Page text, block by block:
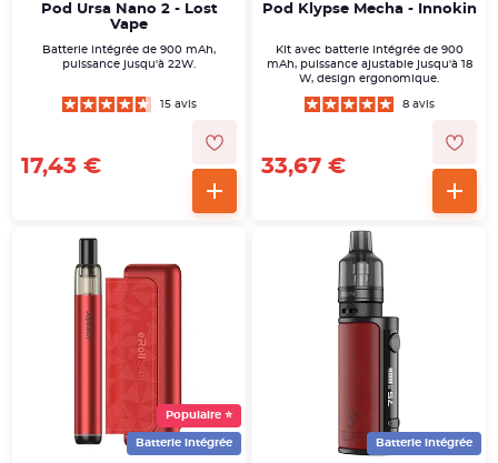
Pod Ursa Nano 2 - Lost
Vape
Batterie intégrée de 900 mAh,
puissance jusqu'à 22W.
15 avis
17,43 €
Pod Klypse Mecha - Innokin
Kit avec batterie intégrée de 900
mAh, puissance ajustable jusqu'à 18
W, design ergonomique.
8 avis
33,67 €
Populaire ⭐
Batterie intégrée Batterie intégrée